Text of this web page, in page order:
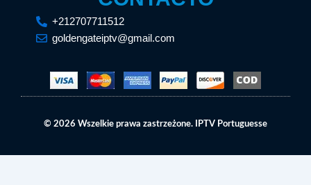
+212707711512
goldengateiptv@gmail.com
© 2026 Wszelkie prawa zastrzeżone. IPTV Portuguesse